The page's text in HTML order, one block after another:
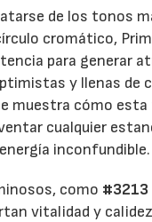
de los tonos
cromático,
para generar
y llenas de
muestra cómo esta
cualquier
inconfundible.
como #3213
vitalidad y